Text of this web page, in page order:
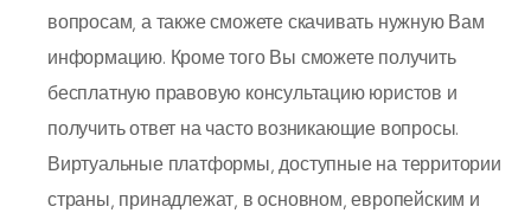
вопросам, а также сможете скачивать нужную Вам
информацию. Кроме того Вы сможете получить
бесплатную правовую консультацию юристов и
получить ответ на часто возникающие вопросы.
Виртуальные платформы, доступные на территории
страны, принадлежат, в основном, европейским и